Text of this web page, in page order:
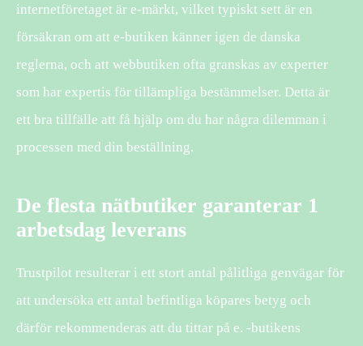
internetföretaget är e-märkt, vilket typiskt sett är en
försäkran om att e-butiken känner igen de danska
reglerna, och att webbutiken ofta granskas av experter
som har expertis för tillämpliga bestämmelser. Detta är
ett bra tillfälle att få hjälp om du har några dilemman i
processen med din beställning.
De flesta nätbutiker garanterar 1
arbetsdag leverans
Trustpilot resulterar i ett stort antal pålitliga genvägar för
att undersöka ett antal befintliga köpares betyg och
därför rekommenderas att du tittar på e. -butikens